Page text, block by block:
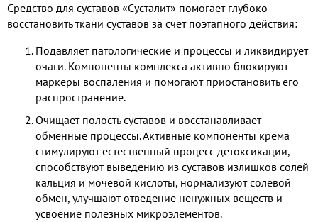
Средство для суставов «Сусталит» помогает глубоко
восстановить ткани суставов за счет поэтапного действия:
Подавляет патологические и процессы и ликвидирует
очаги. Компоненты комплекса активно блокируют
маркеры воспаления и помогают приостановить его
распространение.
Очищает полость суставов и восстанавливает
обменные процессы. Активные компоненты крема
стимулируют естественный процесс детоксикации,
способствуют выведению из суставов излишков солей
кальция и мочевой кислоты, нормализуют солевой
обмен, улучшают отведение ненужных веществ и
усвоение полезных микроэлементов.